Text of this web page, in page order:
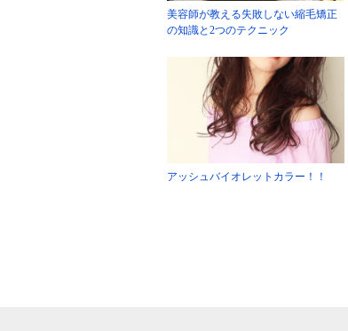
美容師が教える失敗しない縮毛矯正
の知識と2つのテクニック
アッシュバイオレットカラー！！